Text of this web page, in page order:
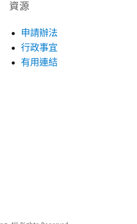
資源
申請辦法
行政事宜
有用連結